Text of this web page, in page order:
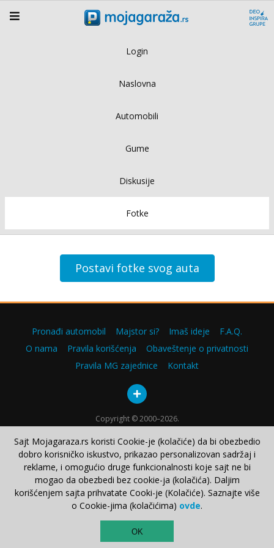
Login
Naslovna
Automobili
Gume
Diskusije
Fotke
Postavi fotke svog auta
Pronađi automobil Majstor si? Imaš ideje
F.A.Q.
O nama
Pravila korišćenja
Obaveštenje o privatnosti
Pravila MG zajednice
Kontakt
Copyright © 2000–2026.
Sajt Mojagaraza.rs koristi Cookie-je (kolačiće) da bi obezbedio
dobro korisničko iskustvo, prikazao personalizovan sadržaj i
reklame, i omogućio druge funkcionalnosti koje sajt ne bi
mogao da obezbedi bez cookie-ja (kolačića). Daljim
korišćenjem sajta prihvatate Cooki-je (Kolačiće). Saznajte više
o Cookie-jima (kolačićima) ovde.
OK